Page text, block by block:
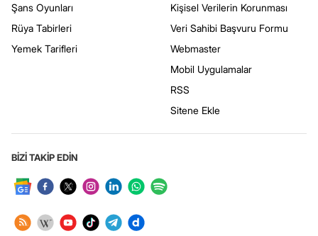
Şans Oyunları
Rüya Tabirleri
Yemek Tarifleri
Kişisel Verilerin Korunması
Veri Sahibi Başvuru Formu
Webmaster
Mobil Uygulamalar
RSS
Sitene Ekle
BİZİ TAKİP EDİN